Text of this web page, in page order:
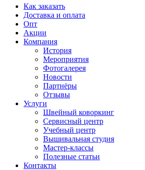
Как заказать
Доставка и оплата
Опт
Акции
Компания
История
Мероприятия
Фотогалерея
Новости
Партнёры
Отзывы
Услуги
Швейный коворкинг
Сервисный центр
Учебный центр
Вышивальная студия
Мастер-классы
Полезные статьи
Контакты